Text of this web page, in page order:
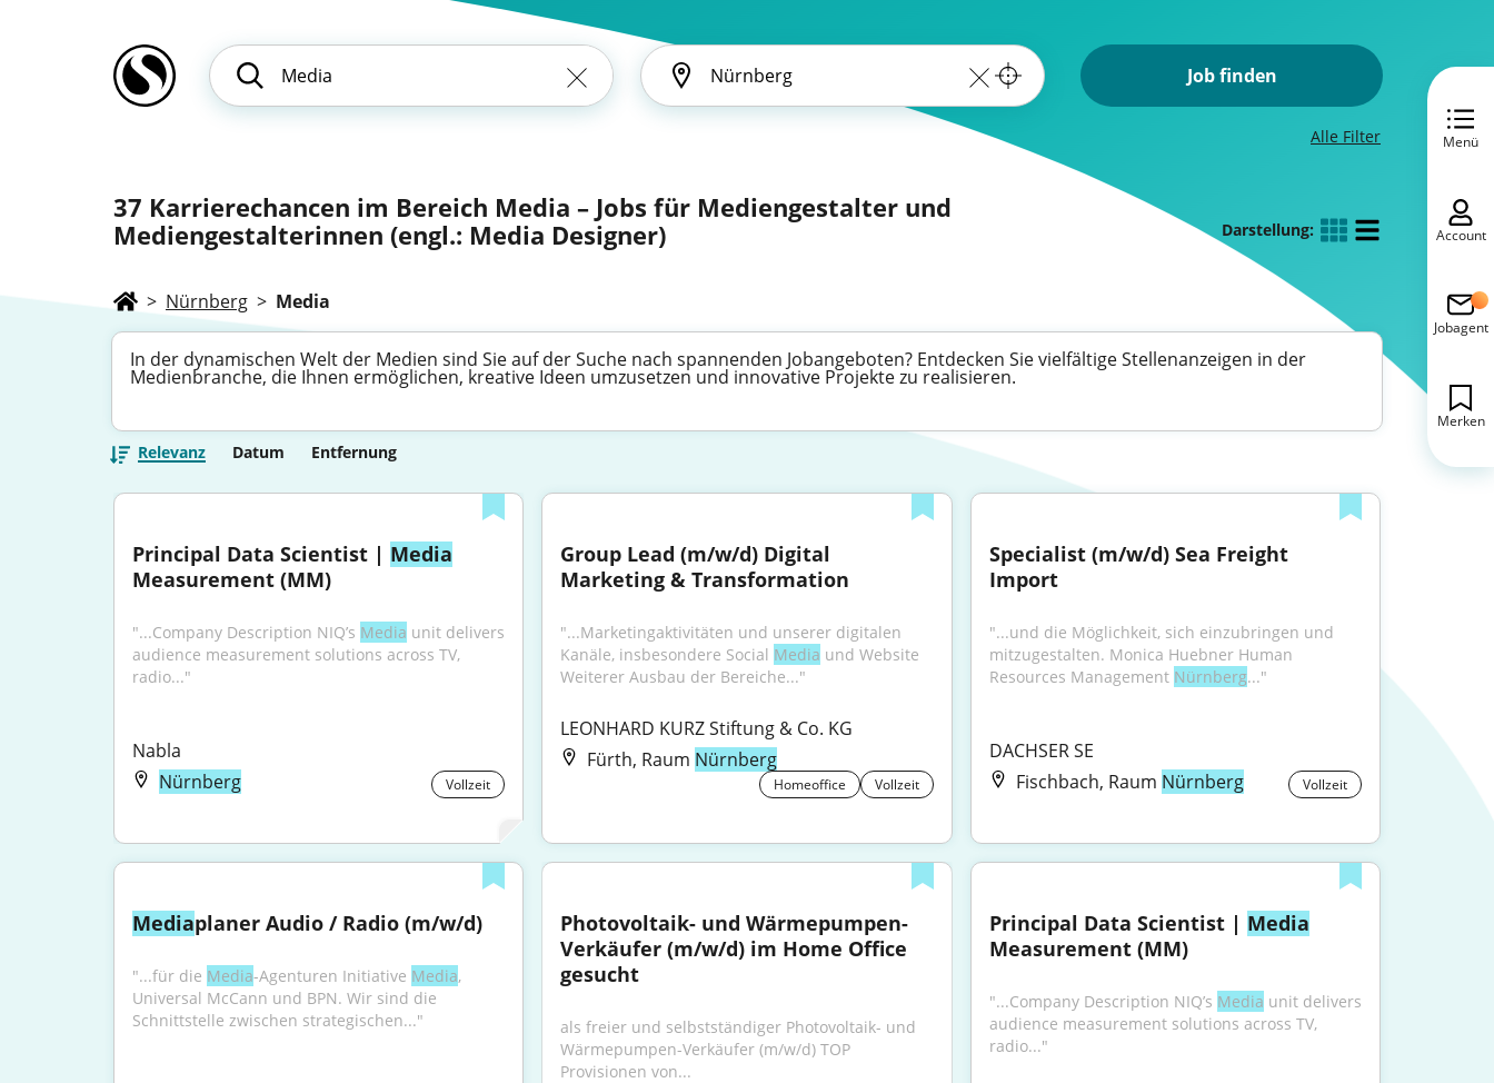
Job finden
Alle Filter
37 Karrierechancen im Bereich Media – Jobs für Mediengestalter und
Mediengestalterinnen (engl.: Media Designer)
Darstellung:
> Nürnberg > Media
In der dynamischen Welt der Medien sind Sie auf der Suche nach spannenden Jobangeboten? Entdecken Sie vielfältige Stellenanzeigen in der
Medienbranche, die Ihnen ermöglichen, kreative Ideen umzusetzen und innovative Projekte zu realisieren.
Relevanz Datum Entfernung
Principal Data Scientist | Media
Measurement (MM)
"...Company Description NIQ’s Media unit delivers
audience measurement solutions across TV,
radio..."
Nabla
Nürnberg
Vollzeit
Group Lead (m/w/d) Digital
Marketing & Transformation
"...Marketingaktivitäten und unserer digitalen
Kanäle, insbesondere Social Media und Website
Weiterer Ausbau der Bereiche..."
LEONHARD KURZ Stiftung & Co. KG
Fürth, Raum Nürnberg
Homeoffice Vollzeit
Specialist (m/w/d) Sea Freight
Import
"...und die Möglichkeit, sich einzubringen und
mitzugestalten. Monica Huebner Human
Resources Management Nürnberg..."
DACHSER SE
Fischbach, Raum Nürnberg Vollzeit
Mediaplaner Audio / Radio (m/w/d)
"...für die Media-Agenturen Initiative Media,
Universal McCann und BPN. Wir sind die
Schnittstelle zwischen strategischen..."
Photovoltaik- und Wärmepumpen-
Verkäufer (m/w/d) im Home Office
gesucht
als freier und selbstständiger Photovoltaik- und
Wärmepumpen-Verkäufer (m/w/d) TOP
Provisionen von...
Principal Data Scientist | Media
Measurement (MM)
"...Company Description NIQ’s Media unit delivers
audience measurement solutions across TV,
radio..."
Menü
Account
Jobagent
Merken